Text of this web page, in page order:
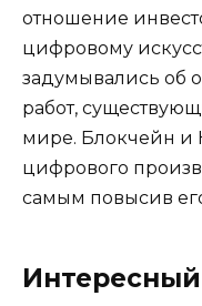
отношение
цифровому
задумывались об
работ,
мире. Блокчейн и
цифрового
самым повысив